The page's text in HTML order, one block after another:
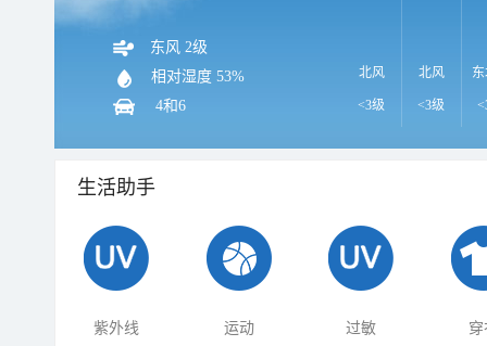
东风 2级
相对湿度 53%
4和6
北风
<3级
北风
<3级
生活助手
紫外线 运动 过敏 穿